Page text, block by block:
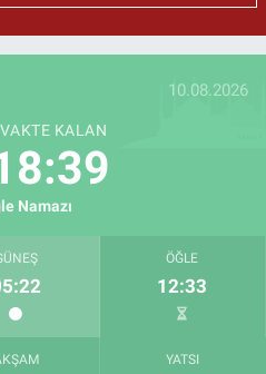
10.08.2026
KALAN
Namazı
ÖĞLE
12:33
YATSI